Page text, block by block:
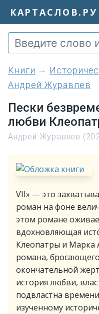
КАРТАСЛОВ.РУ
книги
Андрей Журавлев
Пески
любви
Андрей Журавлев
VII» — это
роман на фоне
этом романе
вдохновляющая
Клеопатры и Марка
романа,
окончательной
история любви,
подвластна
изученному